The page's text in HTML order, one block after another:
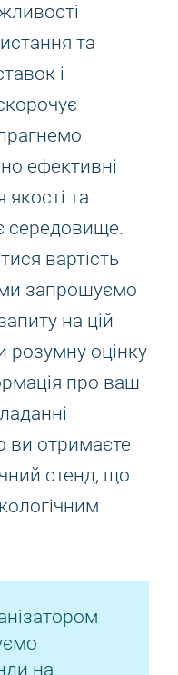
та
і
ефективні
та
середовище.
вартість
запрошуємо
на цій
розумну оцінку
про ваш
ви отримаєте
стенд, що
на